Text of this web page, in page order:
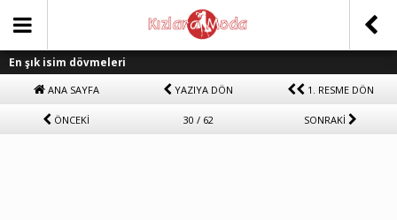
En şık isim dövmeleri
ANA SAYFA YAZIYA DÖN 1. RESME DÖN
ÖNCEKİ 30 / 62 SONRAKİ